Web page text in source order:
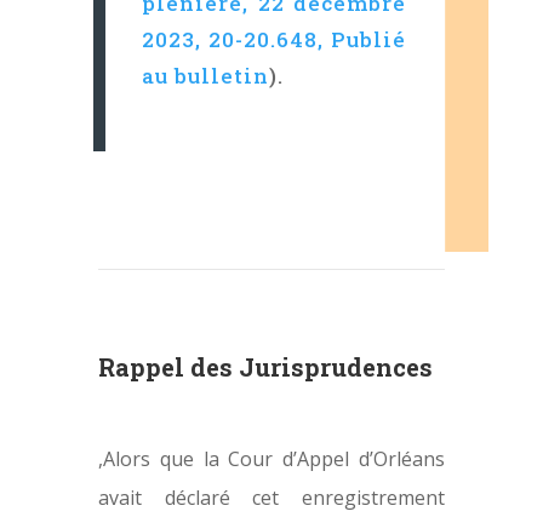
2023, 20-20.648, Publié
au bulletin).
Rappel des Jurisprudences
,Alors que la Cour d’Appel d’Orléans
avait déclaré cet enregistrement